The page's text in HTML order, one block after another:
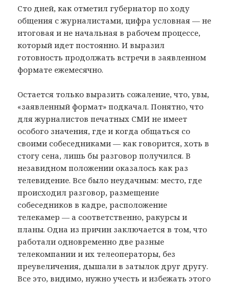
Сто дней, как отметил губернатор по ходу
общения с журналистами, цифра условная — не
итоговая и не начальная в рабочем процессе,
который идет постоянно. И выразил
готовность продолжать встречи в заявленном
формате ежемесячно.
Остается только выразить сожаление, что, увы,
«заявленный формат» подкачал. Понятно, что
для журналистов печатных СМИ не имеет
особого значения, где и когда общаться со
своими собеседниками — как говорится, хоть в
стогу сена, лишь бы разговор получился. В
незавидном положении оказалось как раз
телевидение. Все было неудачным: место, где
происходил разговор, размещение
собеседников в кадре, расположение
телекамер — а соответственно, ракурсы и
планы. Одна из причин заключается в том, что
работали одновременно две разные
телекомпании и их телеоператоры, без
преувеличения, дышали в затылок друг другу.
Все это, видимо, нужно учесть и избежать этого